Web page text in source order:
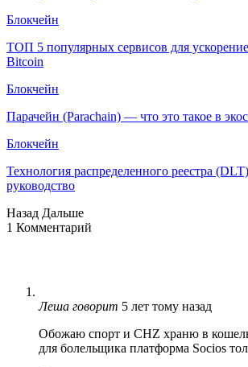
Блокчейн
ТОП 5 популярных сервисов для
Bitcoin
Блокчейн
Парачейн (Parachain) — что это такое в
Блокчейн
Технология распределенного реестра
руководство
Назад Дальше
1 Комментарий
Леша говорит 5 лет тому назад
Обожаю спорт и CHZ храню в
для болельщика платформа Socios